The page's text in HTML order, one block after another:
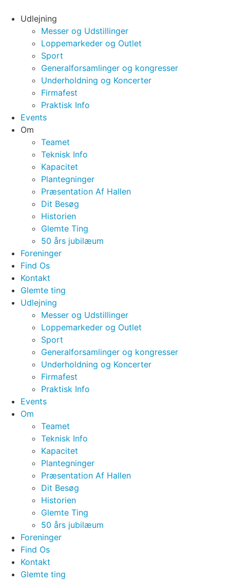
Udlejning
Messer og Udstillinger
Loppemarkeder og Outlet
Sport
Generalforsamlinger og kongresser
Underholdning og Koncerter
Firmafest
Praktisk Info
Events
Om
Teamet
Teknisk Info
Kapacitet
Plantegninger
Præsentation Af Hallen
Dit Besøg
Historien
Glemte Ting
50 års jubilæum
Foreninger
Find Os
Kontakt
Glemte ting
Udlejning
Messer og Udstillinger
Loppemarkeder og Outlet
Sport
Generalforsamlinger og kongresser
Underholdning og Koncerter
Firmafest
Praktisk Info
Events
Om
Teamet
Teknisk Info
Kapacitet
Plantegninger
Præsentation Af Hallen
Dit Besøg
Historien
Glemte Ting
50 års jubilæum
Foreninger
Find Os
Kontakt
Glemte ting